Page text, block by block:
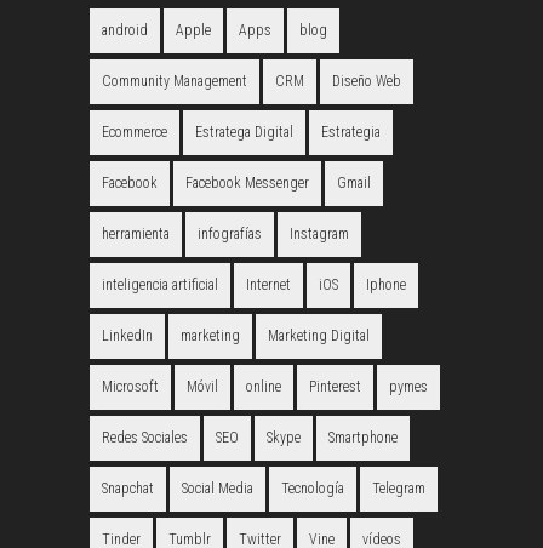
android Apple Apps blog
Community Management CRM Diseño Web
Ecommerce Estratega Digital Estrategia
Facebook Facebook Messenger Gmail
herramienta infografías Instagram
inteligencia artificial Internet iOS Iphone
LinkedIn marketing Marketing Digital
Microsoft Móvil online Pinterest pymes
Redes Sociales SEO Skype Smartphone
Snapchat Social Media Tecnología Telegram
Tinder Tumblr Twitter Vine vídeos